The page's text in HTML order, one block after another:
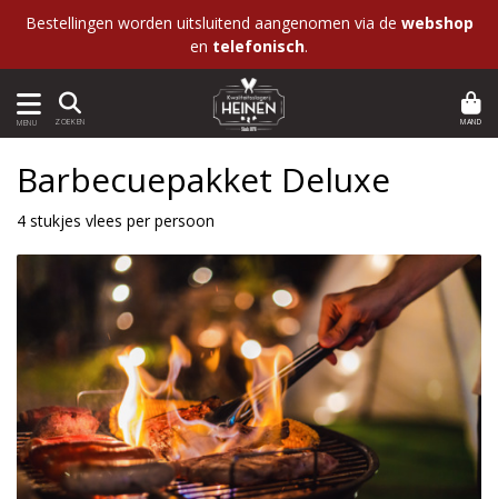
Bestellingen worden uitsluitend aangenomen via de webshop
en telefonisch.
MENU ZOEKEN MAND
Barbecuepakket Deluxe
4 stukjes vlees per persoon